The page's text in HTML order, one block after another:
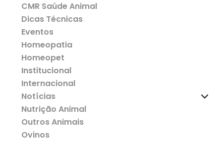
CMR Saúde Animal
Dicas Técnicas
Eventos
Homeopatia
Homeopet
Institucional
Internacional
Notícias
Nutrição Animal
Outros Animais
Ovinos